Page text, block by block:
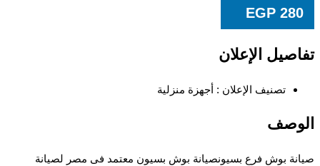
EGP
الإعلان
تصنيف الإعلان :أجهزة منزلية
بوش فرع بسيونصيانة بوش بسيون معتمد فى مصر لصيانة